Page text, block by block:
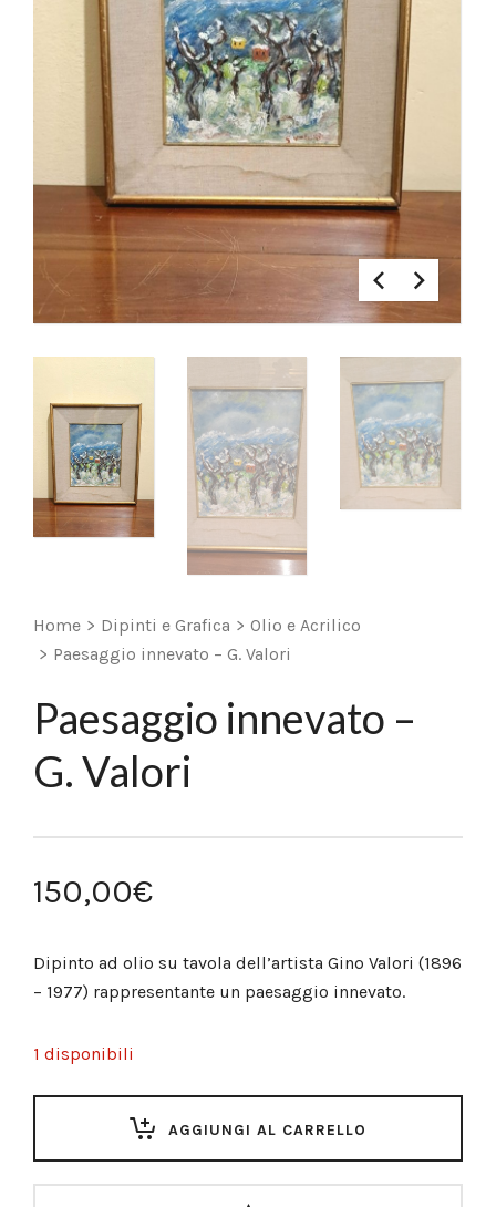
Home > Dipinti e Grafica > Olio e Acrilico
> Paesaggio innevato – G. Valori
Paesaggio innevato –
G. Valori
150,00€
Dipinto ad olio su tavola dell’artista Gino Valori (1896
– 1977) rappresentante un paesaggio innevato.
1 disponibili
AGGIUNGI AL CARRELLO